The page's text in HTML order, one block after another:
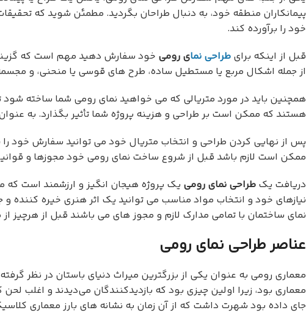
پیمانکاران منطقه خود، به دنبال طراحان بگردید. مطمئن شوید که
خود را برآورده کند.
قبل از اینکه برای طراحی نمای رومی خود سفارش دهید مهم است که گزینه
از جمله اشکال مربع یا مستطیل ساده، طرح های قوسی یا منحنی، و
همچنین باید در مورد متریالی که می خواهید نمای رومی شما ساخته
هستند که ممکن است بر طراحی و هزینه پروژه شما تأثیر بگذارد. به
پس از نهایی کردن طراحی و انتخاب متریال خود می توانید سفارش خود را
ممکن است لازم باشد قبل از شروع ساخت نمای رومی خود مجوزها و
دریافت یک طراحی نمای رومی یک پروژه هیجان انگیز و ارزشمند است که
نیازهای خود و انتخاب مواد مناسب می توانید یک اثر هنری خیره کننده
نمای ساختمان با تمامی مدارک لازم و مجوز های می باشند قبل از هرچیز از
عناصر طراحی نمای رومی
معماری رومی به عنوان یکی از بزرگترین میراث دنیای باستان در نظر
معماری بود، زیرا اولین چیزی بود که بازدیدکنندگان می‌دیدند و اغلب
جای داده بود شهرت داشت که از آن زمان به نشانه های بارز معماری